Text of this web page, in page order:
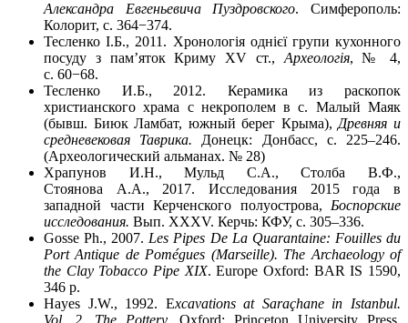
Александра Евгеньевича Пуздровского. Симферополь:
Колорит, с. 364−374.
Тесленко I.Б., 2011. Хронологія однієї групи кухонного
посуду з пам’яток Криму XV ст.,Археологія, № 4,
с. 60−68.
Тесленко И.Б., 2012. Керамика из раскопок
христианского храма с некрополем в с. Малый Маяк
(бывш. Биюк Ламбат, южный берег Крыма),Древняя и
средневековая Таврика.Донецк: Донбасс, с. 225–246.
(Археологический альманах. № 28)
Храпунов И.Н., Мульд С.А., Столба В.Ф.,
Стоянова А.А., 2017. Исследования 2015 года в
западной части Керченского полуострова, Боспорские
исследования. Вып. XXXV. Керчь: КФУ, с. 305–336.
Gosse Ph., 2007.Les Pipes De La Quarantaine: Fouilles du
Port Antique de Pomégues (Marseille). The Archaeology of
the Clay Tobacco Pipe XIX. Europe Oxford: BAR IS 1590,
346 p.
Hayes J.W., 1992. Excavations at Saraçhane in Istanbul.